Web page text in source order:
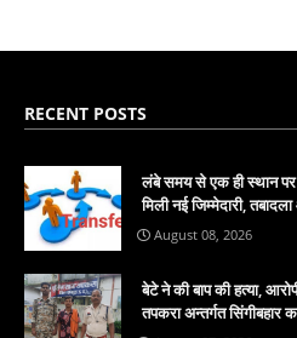
RECENT POSTS
लंबे समय से एक ही स्थान
मिली नई जिम्मेदारी,
August 08, 2026
बेटे ने की बाप की हत्या,
तपकरा अन्तर्गत सिंगीबहार